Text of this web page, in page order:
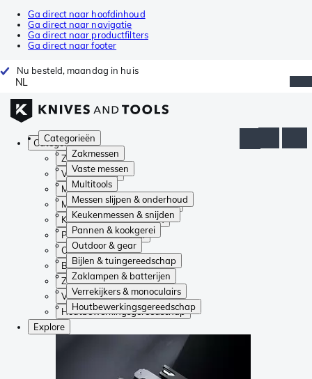
Ga direct naar hoofdinhoud
Ga direct naar navigatie
Ga direct naar productfilters
Ga direct naar footer
Nu besteld, maandag in huis
NL
Categorieën
Zakmessen
Vaste messen
Multitools
Messen slijpen & onderhoud
Keukenmessen & snijden
Pannen & kookgerei
Outdoor & gear
Bijlen & tuingereedschap
Zaklampen & batterijen
Verrekijkers & monoculairs
Houtbewerkingsgereedschap
Categorieën
Zakmessen
Vaste messen
Multitools
Messen slijpen & onderhoud
Keukenmessen & snijden
Pannen & kookgerei
Outdoor & gear
Bijlen & tuingereedschap
Zaklampen & batterijen
Verrekijkers & monoculairs
Houtbewerkingsgereedschap
Explore